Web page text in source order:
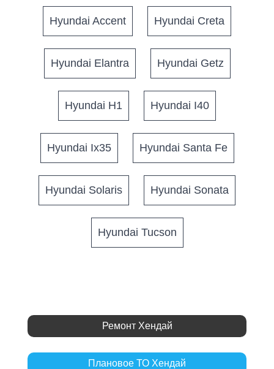
Hyundai Accent Hyundai Creta
Hyundai Elantra Hyundai Getz
Hyundai H1 Hyundai I40
Hyundai Ix35 Hyundai Santa Fe
Hyundai Solaris Hyundai Sonata
Hyundai Tucson
Ремонт Хендай
Плановое ТО Хендай